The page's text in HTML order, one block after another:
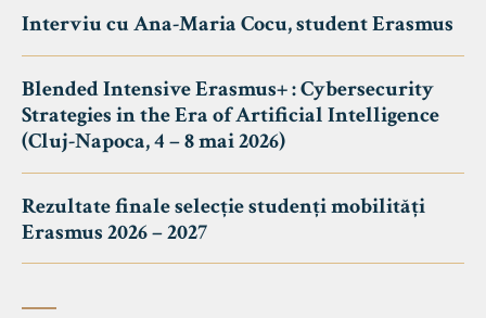
Interviu cu Ana-Maria Cocu, student Erasmus
Blended Intensive Erasmus+ : Cybersecurity
Strategies in the Era of Artificial Intelligence
(Cluj-Napoca, 4 – 8 mai 2026)
Rezultate finale selecție studenți mobilități
Erasmus 2026 – 2027